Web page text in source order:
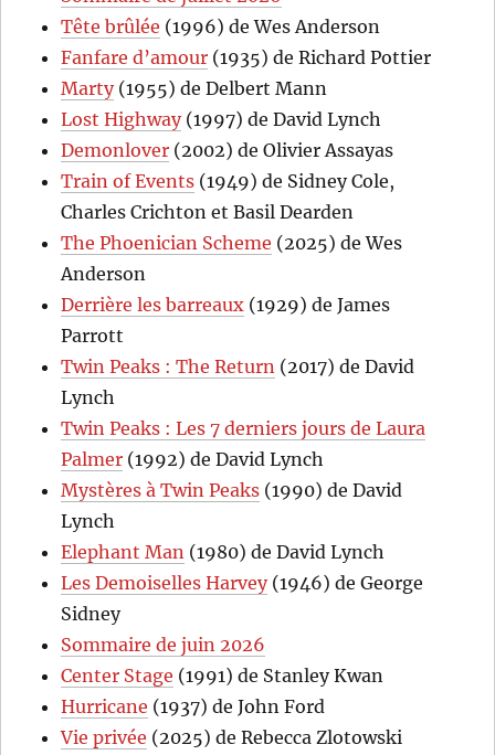
Tête brûlée (1996) de Wes Anderson
Fanfare d’amour (1935) de Richard Pottier
Marty(1955) de Delbert Mann
Lost Highway(1997) de David Lynch
Demonlover (2002) de Olivier Assayas
Train of Events (1949) de Sidney Cole,
Charles Crichton et Basil Dearden
The Phoenician Scheme (2025) de Wes
Anderson
Derrière les barreaux (1929) de James
Parrott
Twin Peaks : The Return (2017) de David
Lynch
Twin Peaks : Les 7 derniers jours de Laura
Palmer (1992) de David Lynch
Mystères à Twin Peaks (1990) de David
Lynch
Elephant Man (1980) de David Lynch
Les Demoiselles Harvey(1946) de George
Sidney
Sommaire de juin 2026
Center Stage (1991) de Stanley Kwan
Hurricane (1937) de John Ford
Vie privée (2025) de Rebecca Zlotowski